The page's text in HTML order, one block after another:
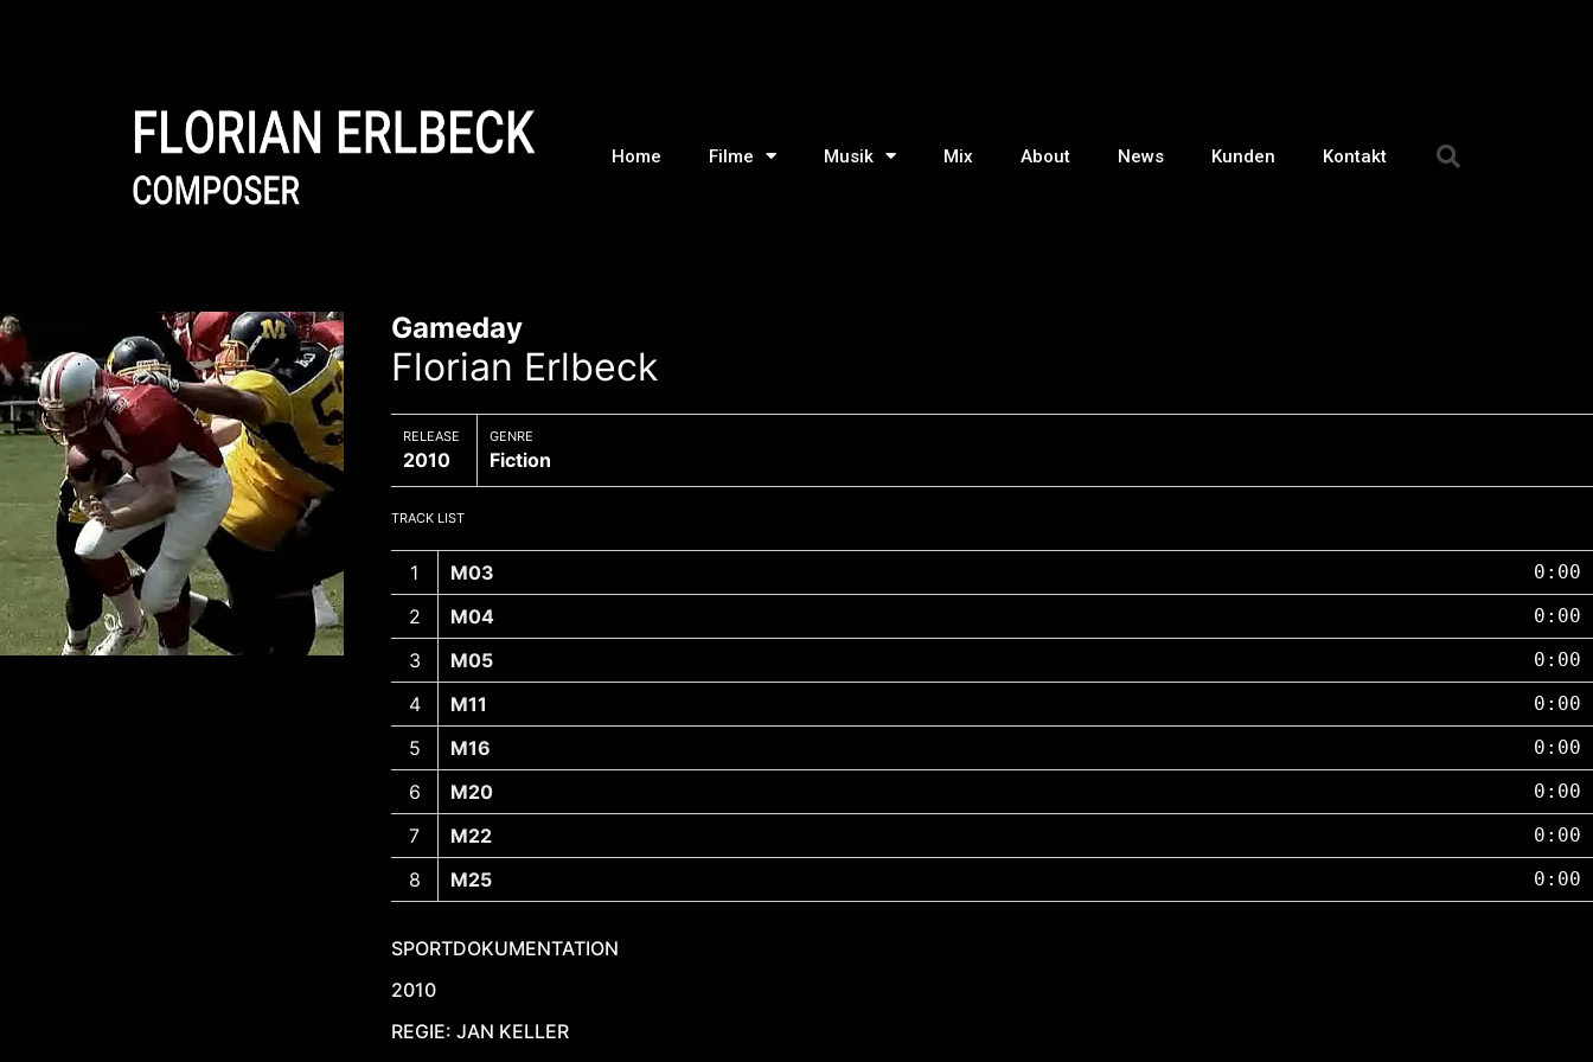
Home Filme Musik Mix About News Kunden Kontakt
Gameday
Florian Erlbeck
RELEASE
2010
GENRE
Fiction
TRACK LIST
M03 0:00
M04 0:00
M05 0:00
M11 0:00
M16 0:00
M20 0:00
M22 0:00
M25 0:00
SPORTDOKUMENTATION
2010
REGIE: JAN KELLER